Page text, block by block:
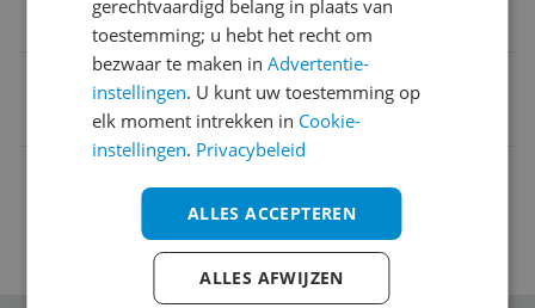
Belangrijkste kenmerken
4260270951020
gerechtvaardigd belang in plaats van
toestemming; u hebt het recht om
bezwaar te maken inAdvertentie-
instellingen. U kunt uw toestemming op
elk moment intrekken in Cookie-
instellingen. Privacybeleid
ALLES ACCEPTEREN
ALLES AFWIJZEN